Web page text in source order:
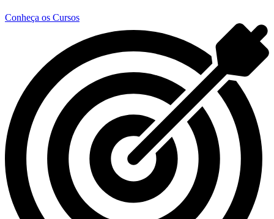
Conheça os Cursos